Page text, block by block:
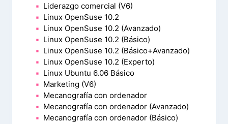
Liderazgo comercial (V6)
Linux OpenSuse 10.2
Linux OpenSuse 10.2 (Avanzado)
Linux OpenSuse 10.2 (Básico)
Linux OpenSuse 10.2 (Básico+Avanzado)
Linux OpenSuse 10.2 (Experto)
Linux Ubuntu 6.06 Básico
Marketing (V6)
Mecanografía con ordenador
Mecanografía con ordenador (Avanzado)
Mecanografía con ordenador (Básico)